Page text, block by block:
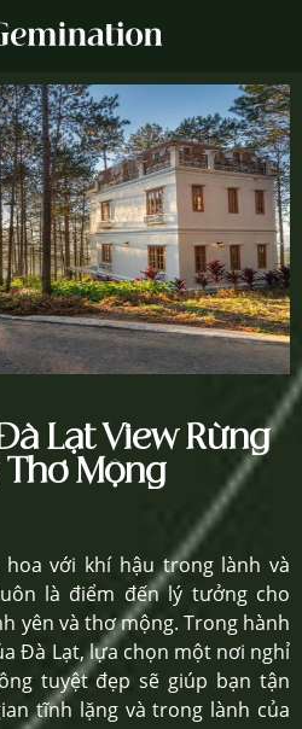
Lạt View Rừng
Mộng
với khí hậu trong lành và
là điểm đến lý tưởng cho
yên và thơ mộng. Trong hành
Đà Lạt, lựa chọn một nơi nghỉ
tuyệt đẹp sẽ giúp bạn tận
tĩnh lặng và trong lành của